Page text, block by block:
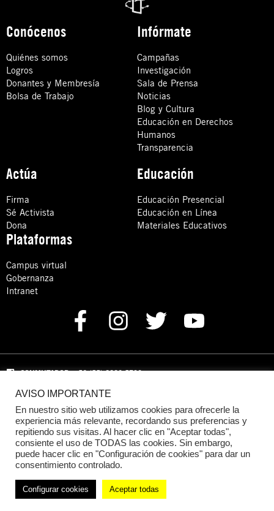
Conócenos
Quiénes somos
Logros
Donantes y Membresía
Bolsa de Trabajo
Infórmate
Campañas
Investigación
Sala de Prensa
Noticias
Blog y Cultura
Educación en Derechos
Humanos
Transparencia
Actúa
Firma
Sé Activista
Dona
Educación
Educación Presencial
Educación en Línea
Materiales Educativos
Plataformas
Campus virtual
Gobernanza
Intranet
CONMUTADOR: +52 (55) 8880 5730
Domicilio: Calle Hércules 13,
Benito Juárez, C.P. 03940 Ciudad de México, CDMX
DONACIONES:+52 +52 (55) 8880 5755
© 2024 Amnistía Internacional México
Política de Privacidad
AVISO IMPORTANTE
En nuestro sitio web utilizamos cookies para ofrecerle la
experiencia más relevante, recordando sus preferencias y
repitiendo sus visitas. Al hacer clic en "Aceptar todas",
consiente el uso de TODAS las cookies. Sin embargo,
puede hacer clic en "Configuración de cookies" para dar un
consentimiento controlado.
Configurar cookies Aceptar todas